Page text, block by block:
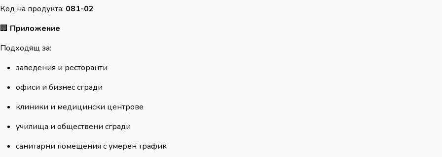
Код на продукта: 081-02
🏢 Приложение
Подходящ за:
заведения и ресторанти
офиси и бизнес сгради
клиники и медицински центрове
училища и обществени сгради
санитарни помещения с умерен трафик